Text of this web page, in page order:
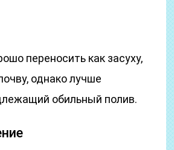
переносить как засуху,
однако лучше
обильный полив.